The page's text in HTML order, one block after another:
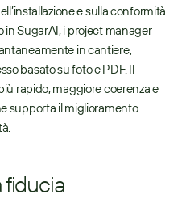
e sulla conformità.
in SugarAI, i project manager
in cantiere,
basato su foto e PDF. Il
rapido, maggiore coerenza e
supporta il miglioramento
fiducia